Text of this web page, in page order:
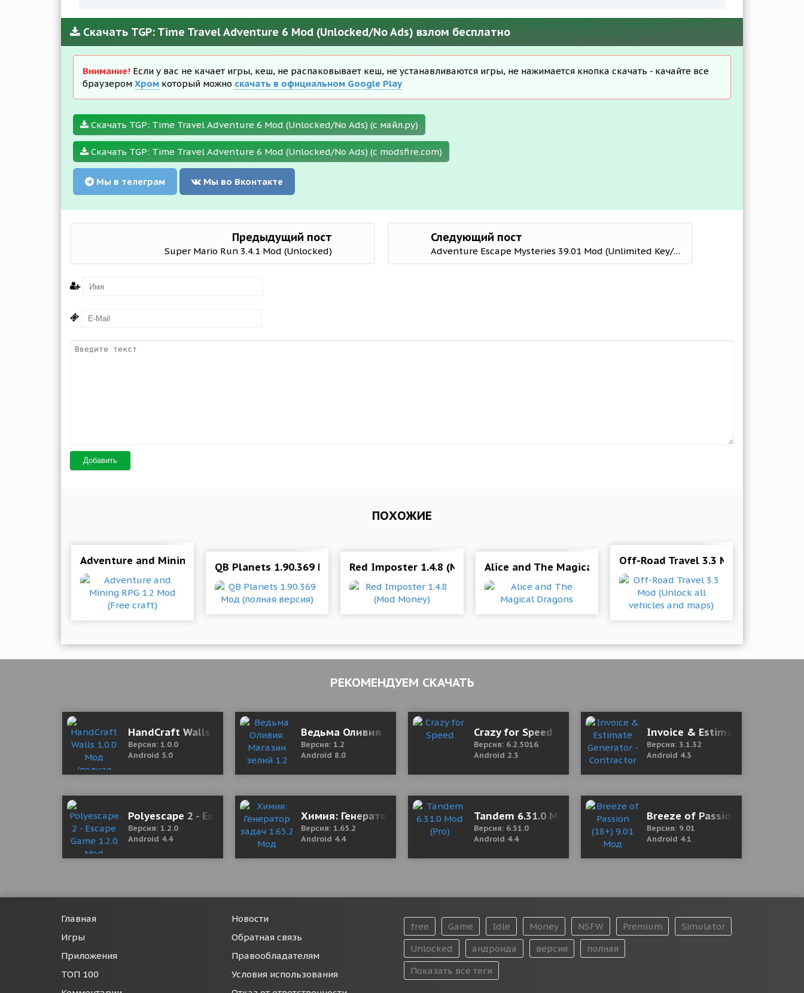
Скачать TGP: Time Travel Adventure 6 Mod (Unlocked/No Ads) взлом бесплатно
Внимание! Если у вас не качает игры, кеш, не распаковывает кеш, не устанавливаются игры, не нажимается кнопка скачать - качайте все
браузером Хром который можно скачать в официальном Google Play
Скачать TGP: Time Travel Adventure 6 Mod (Unlocked/No Ads) (с майл.ру)
Скачать TGP: Time Travel Adventure 6 Mod (Unlocked/No Ads) (с modsfire.com)
Мы в телеграм Мы во Вконтакте
Предыдущий пост
Super Mario Run 3.4.1 Mod (Unlocked)
Следующий пост
Adventure Escape Mysteries 39.01 Mod (Unlimited Key/Star)
Добавить
ПОХОЖИЕ
Adventure and Mining RPG 1.2 Mod (Free craft)QB Planets 1.90.369 Мод (полная версия)Red Imposter 1.4.8 (Mod Money)Alice and The Magical DragonsOff-Road Travel 3.3 Mod (Unlock all
РЕКОМЕНДУЕМ СКАЧАТЬ
HandCraft Walls 1.0.0 Мод (полная версия)
Версия: 1.0.0
Android 5.0
Ведьма Оливия. Магазин зелий 1.2 Мод (Много денег)
Версия: 1.2
Android 8.0
Crazy for Speed
Версия: 6.2.5016
Android 2.3
Invoice & Estimate Generator
Версия: 3.1.32
Android 4.3
Polyescape 2 - Escape Game 1.2.0 Mod (Unlocked)
Версия: 1.2.0
Android 4.4
Химия: Генератор задач 1.65.2 Мод (полная версия)
Версия: 1.65.2
Android 4.4
Tandem 6.31.0 Mod (Pro)
Версия: 6.31.0
Android 4.4
Breeze of Passion (18+) 9.01
Версия: 9.01
Android 4.1
Главная
Игры
Приложения
ТОП 100
Новости
Обратная связь
Правообладателям
Условия использования
free Game Idle Money NSFW Premium
Simulator
Unlocked
андроида версия
полная
Показать все теги